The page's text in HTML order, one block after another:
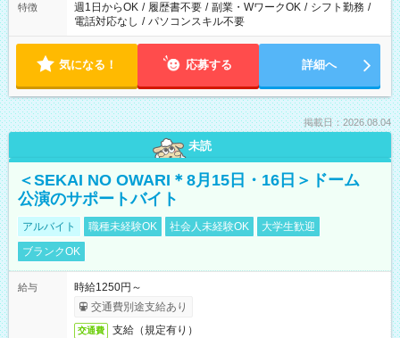
特徴 週1日からOK / 履歴書不要 / 副業・WワークOK / シフト勤務 /
電話対応なし / パソコンスキル不要
気になる！ 応募する 詳細へ
掲載日：2026.08.04
未読
＜SEKAI NO OWARI＊8月15日・16日＞ドーム
公演のサポートバイト
アルバイト 職種未経験OK 社会人未経験OK
大学生歓迎
ブランクOK
給与
時給1250円～
交通費別途支給あり
交通費 支給（規定有り）